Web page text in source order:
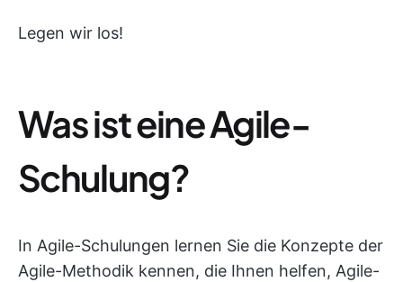
Legen wir los!
Was ist eine Agile-
Schulung?
In Agile-Schulungen lernen Sie die Konzepte der
Agile-Methodik kennen, die Ihnen helfen, Agile-